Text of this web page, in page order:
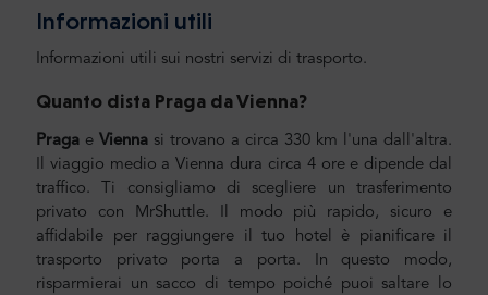
Informazioni utili
Informazioni utili sui nostri servizi di trasporto.
Quanto dista Praga daVienna?
Praga e Vienna si trovano a circa 330 km l'una dall'altra.
Il viaggio medio a Vienna dura circa 4 ore e dipende dal
traffico. Ti consigliamo di scegliere un trasferimento
privato con MrShuttle. Il modo più rapido, sicuro e
affidabile per raggiungere il tuo hotel è pianificare il
trasporto privato porta a porta. In questo modo,
risparmierai un sacco di tempo poiché puoi saltare lo